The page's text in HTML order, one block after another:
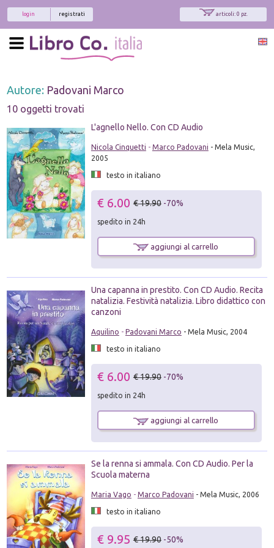
articoli: 0 pz.
registrati
login
Autore: Padovani Marco
10 oggetti trovati
L'agnello Nello. Con CD Audio
Nicola Cinquetti - Marco Padovani - Mela Music,
2005
testo in italiano
€ 6.00 € 19.90 -70%
spedito in 24h
aggiungi al carrello
Una capanna in prestito. Con CD Audio. Recita
natalizia. Festività natalizia. Libro didattico con
canzoni
Aquilino - Padovani Marco - Mela Music, 2004
testo in italiano
€ 6.00 € 19.90 -70%
spedito in 24h
aggiungi al carrello
Se la renna si ammala. Con CD Audio. Per la
Scuola materna
Maria Vago - Marco Padovani - Mela Music, 2006
testo in italiano
€ 9.95 € 19.90 -50%